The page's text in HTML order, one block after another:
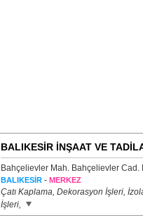
BALIKESİR İNŞAAT VE
Bahçelievler Mah. Bahçelievler Cad.
BALIKESİR- MERKEZ
Çatı Kaplama, Dekorasyon İşleri,
İşleri,